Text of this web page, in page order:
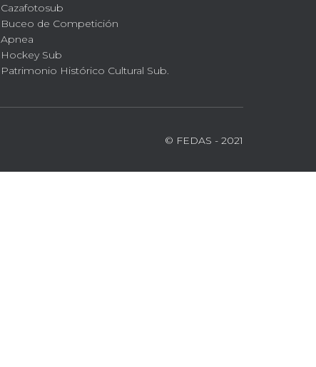
Cazafotosub
Buceo de Competición
Apnea
Hockey Sub
Patrimonio Histórico Cultural Sub.
© FEDAS - 2021